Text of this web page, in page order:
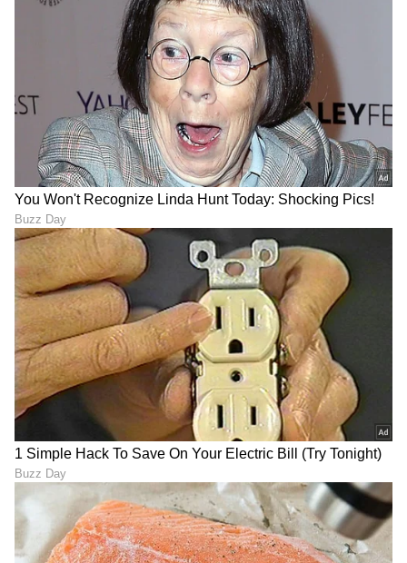
DOWNLOAD APP
RECOMMENDED STORIES
'ಅಕ್ಕಾ... ಶಿವಣ್ಣನಿಗೆ ತಮನ್ನಾ ಜೊತೆ
ಹಾಡು ಬೇಕಂತೆ': ಗೀತಕ್ಕನ ಮುಂದೆ
Fitting ಇಟ್ಟ ನಿರ್ದೇಶಕ ಶ್ರೀನಿ
ಸ್ಟಾರ್‌ಡಮ್ ಶಾಶ್ವತವಲ್ಲ, ಸಾವು
ಕೂಡ ಬದುಕಿನಷ್ಟೇ ಸತ್ಯ: ಅಪ್ಪು
ನೆನೆದು ಶಿವಣ್ಣ ಭಾವುಕ